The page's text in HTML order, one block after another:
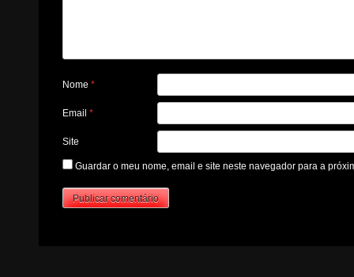
Nome*
Email*
Site
Guardar o meu nome, email e site neste navegador para a